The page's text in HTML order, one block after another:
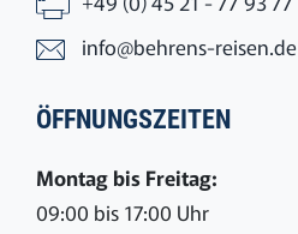
info@behrens-reisen.de
ÖFFNUNGSZEITEN
Montag bis Freitag:
09:00 bis 17:00 Uhr